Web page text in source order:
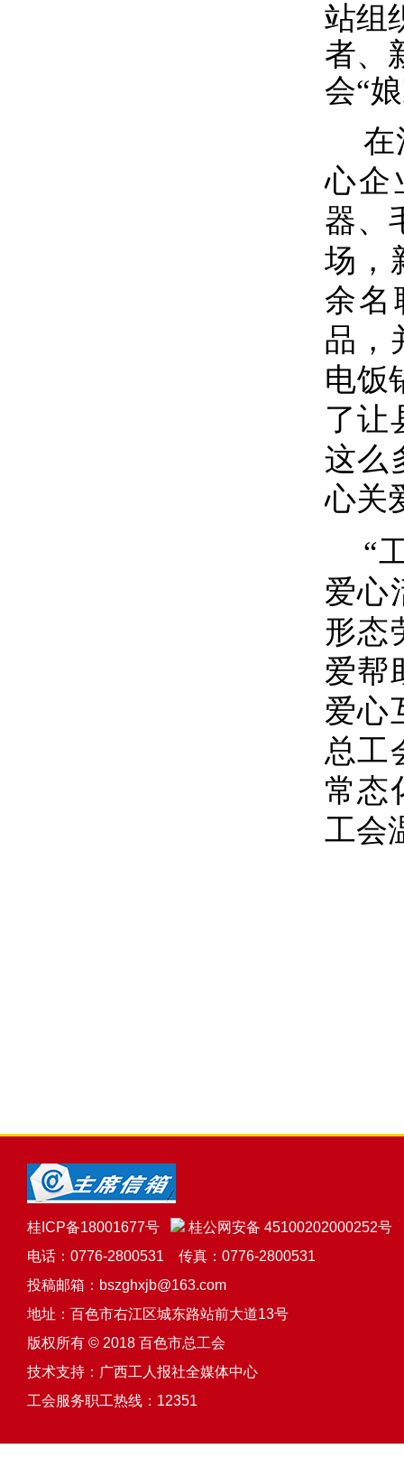
站组
者、
会“
在
心企
器、
场，
余名
品，
电饭
了让
这么
心关
“
爱心
形态
爱帮
爱心
总工
常态
工会
桂ICP备18001677号
桂公网安备 45100202000252号
电话：0776-2800531 传真：0776-2800531
投稿邮箱：bszghxjb@163.com
地址：百色市右江区城东路站前大道13号
版权所有 © 2018 百色市总工会
技术支持： 广西工人报社全媒体中心
工会服务职工热线：12351